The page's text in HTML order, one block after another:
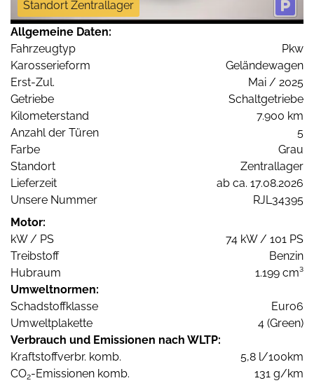
Standort Zentrallager
Allgemeine Daten:
Fahrzeugtyp
Pkw
Karosserieform
Geländewagen
Erst-Zul.
Mai / 2025
Getriebe
Schaltgetriebe
Kilometerstand
7.900 km
Anzahl der Türen
5
Farbe
Grau
Standort
Zentrallager
Lieferzeit
ab ca. 17.08.2026
Unsere Nummer
RJL34395
Motor:
kW / PS
74 kW / 101 PS
Treibstoff
Benzin
Hubraum
1.199 cm³
Umweltnormen:
Schadstoffklasse
Euro6
Umweltplakette
4 (Green)
Verbrauch und Emissionen nach WLTP:
Kraftstoffverbr. komb.
5,8 l/100km
CO2-Emissionen komb. 131 g/km